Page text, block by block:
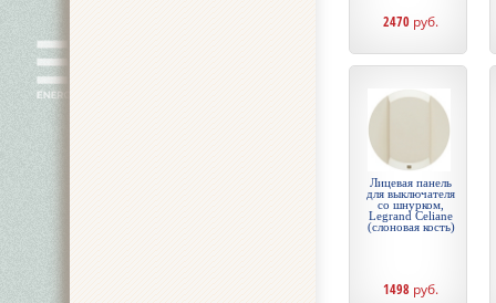
2470 руб.
Лицевая панель
для выключателя
со шнурком,
Legrand Celiane
(слоновая кость)
1498 руб.